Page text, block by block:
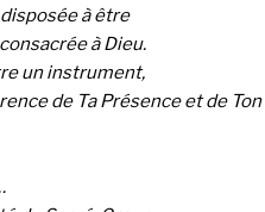
à être
à Dieu.
un instrument,
de Ta Présence et de Ton